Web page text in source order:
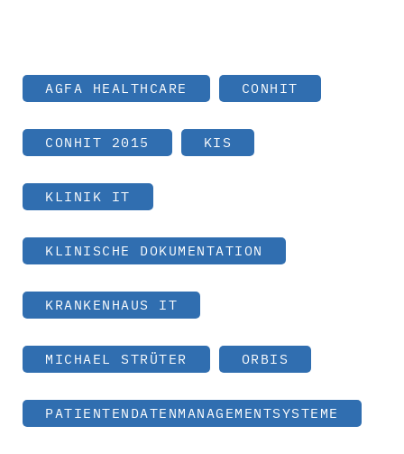
AGFA HEALTHCARE CONHIT
CONHIT 2015 KIS
KLINIK IT
KLINISCHE DOKUMENTATION
KRANKENHAUS IT
MICHAEL STRÜTER ORBIS
PATIENTENDATENMANAGEMENTSYSTEME